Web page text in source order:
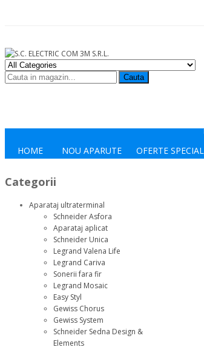
Cauta
HOME NOU APARUTE OFERTE
Categorii
Aparataj ultraterminal
Schneider Asfora
Aparataj aplicat
Schneider Unica
Legrand Valena Life
Legrand Cariva
Sonerii fara fir
Legrand Mosaic
Easy Styl
Gewiss Chorus
Gewiss System
Schneider Sedna Design &
Elements